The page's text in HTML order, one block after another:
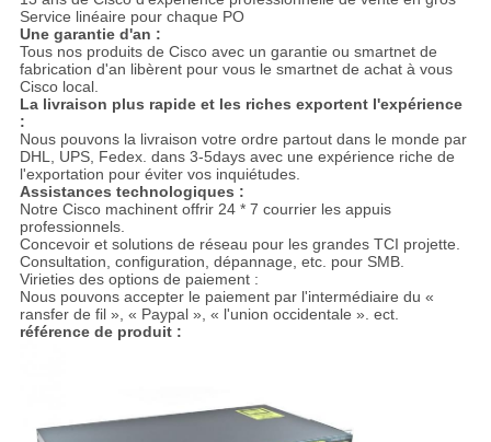
Service linéaire pour chaque PO
Une garantie d'an :
Tous nos produits de Cisco avec un garantie ou smartnet de
fabrication d'an libèrent pour vous le smartnet de achat à vous
Cisco local.
La livraison plus rapide et les riches exportent l'expérience
:
Nous pouvons la livraison votre ordre partout dans le monde par
DHL, UPS, Fedex. dans 3-5days avec une expérience riche de
l'exportation pour éviter vos inquiétudes.
Assistances technologiques :
Notre Cisco machinent offrir 24 * 7 courrier les appuis
professionnels.
Concevoir et solutions de réseau pour les grandes TCI projette.
Consultation, configuration, dépannage, etc. pour SMB.
Virieties des options de paiement :
Nous pouvons accepter le paiement par l'intermédiaire du «
ransfer de fil », « Paypal », « l'union occidentale ». ect.
référence de produit :